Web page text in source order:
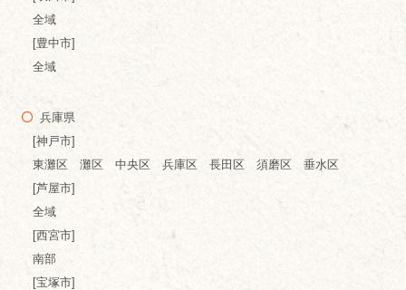
全域
[豊中市]
全域
兵庫県
[神戸市]
東灘区 灘区 中央区 兵庫区 長田区 須磨区 垂水区
[芦屋市]
全域
[西宮市]
南部
[宝塚市]